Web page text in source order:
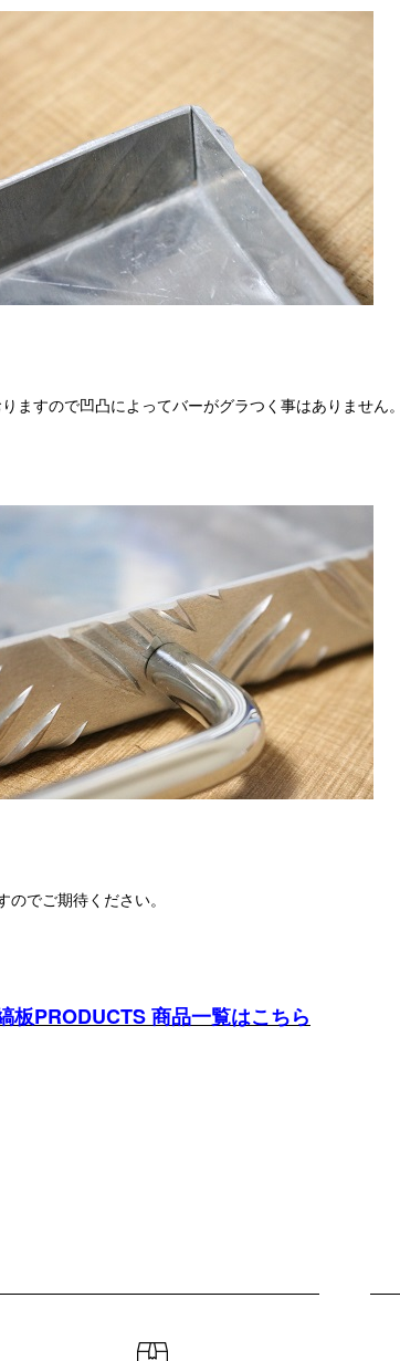
すので凹凸によってバーがグラつく事はありません。
でご期待ください。
板PRODUCTS 商品一覧はこちら